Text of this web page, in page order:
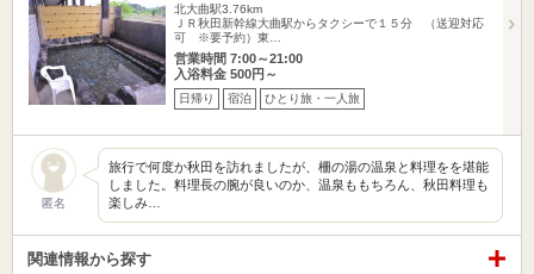
北大曲駅3.76km
ＪＲ秋田新幹線大曲駅からタクシーで１５分 （送迎対応
可 ※要予約）東…
営業時間 7:00～21:00
入浴料金 500円～
日帰り 宿泊 ひとり旅・一人旅
匿名
旅行で何度か秋田を訪れましたが、柵の湯の温泉と料理をを堪能
しました。料理長の腕が良いのか、温泉ももちろん、秋田料理も
楽しみ…
関連情報から探す